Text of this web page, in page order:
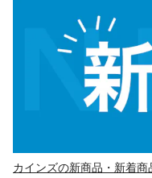
カインズの新商品・新着商